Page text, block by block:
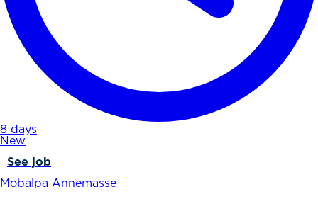
8 days
New
See job
Mobalpa Annemasse